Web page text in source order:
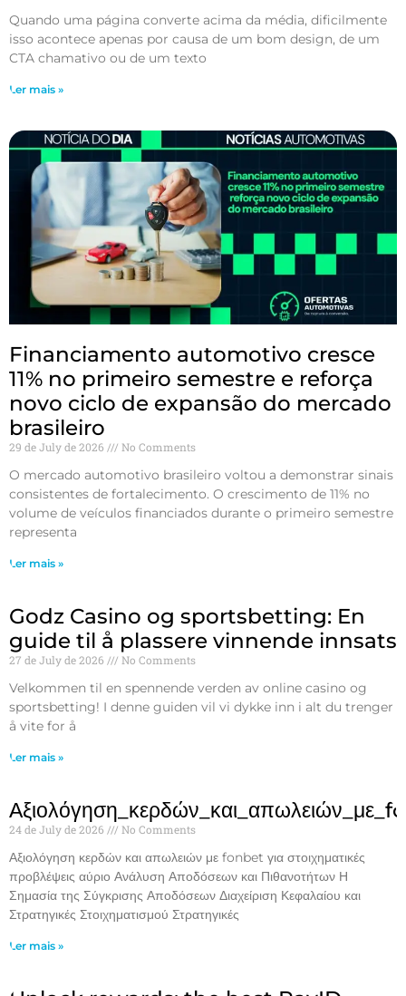
Quando uma página converte acima da média, dificilmente
isso acontece apenas por causa de um bom design, de um
CTA chamativo ou de um texto
Ler mais »
Financiamento automotivo cresce
11% no primeiro semestre e reforça
novo ciclo de expansão do mercado
brasileiro
29 de July de 2026 No Comments
O mercado automotivo brasileiro voltou a demonstrar sinais
consistentes de fortalecimento. O crescimento de 11% no
volume de veículos financiados durante o primeiro semestre
representa
Ler mais »
Godz Casino og sportsbetting: En
guide til å plassere vinnende innsats
27 de July de 2026 No Comments
Velkommen til en spennende verden av online casino og
sportsbetting! I denne guiden vil vi dykke inn i alt du trenger
å vite for å
Ler mais »
24 de July de 2026 No Comments
Αξιολόγηση κερδών και απωλειών με fonbet για στοιχηματικές
προβλέψεις αύριο Ανάλυση Αποδόσεων και Πιθανοτήτων Η
Σημασία της Σύγκρισης Αποδόσεων Διαχείριση Κεφαλαίου και
Στρατηγικές Στοιχηματισμού Στρατηγικές
Ler mais »